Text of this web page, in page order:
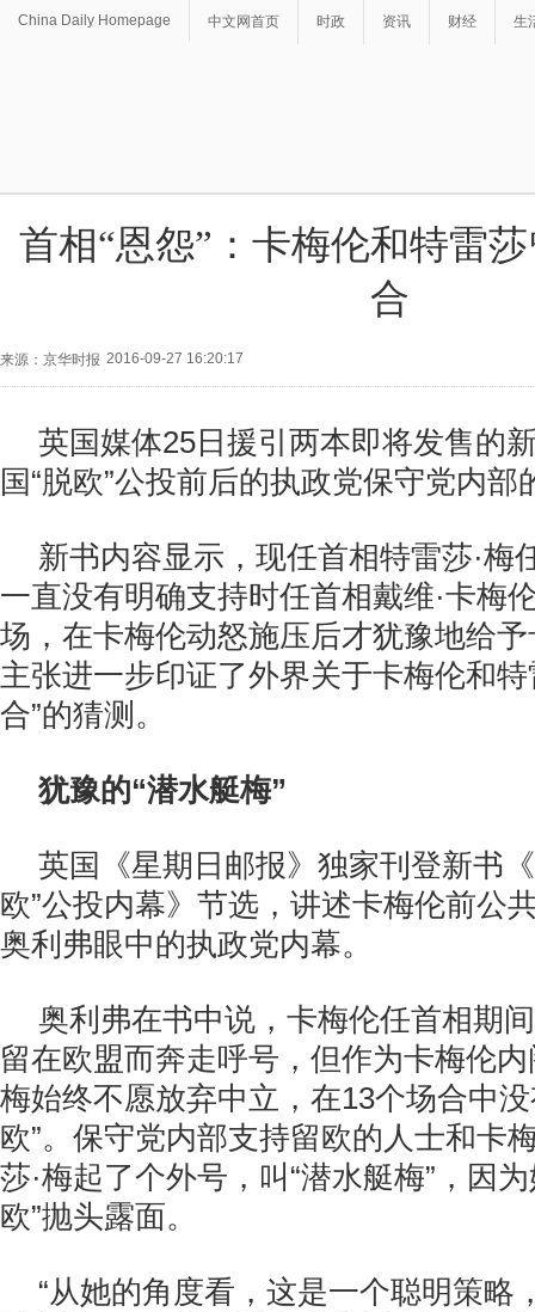
China Daily Homepage 中文网首页 时政 资讯 财经 生
首相“恩怨”：卡梅伦和特雷
合
来源：京华时报 2016-09-27 16:20:17
英国媒体25日援引两本即将发售的
国“脱欧”公投前后的执政党保守党内部
新书内容显示，现任首相特雷莎·梅
一直没有明确支持时任首相戴维·卡梅
场，在卡梅伦动怒施压后才犹豫地给
主张进一步印证了外界关于卡梅伦和特
合”的猜测。
犹豫的“潜水艇梅”
英国《星期日邮报》独家刊登新书
欧”公投内幕》节选，讲述卡梅伦前公
奥利弗眼中的执政党内幕。
奥利弗在书中说，卡梅伦任首相期
留在欧盟而奔走呼号，但作为卡梅伦
梅始终不愿放弃中立，在13个场合中
欧”。保守党内部支持留欧的人士和卡
莎·梅起了个外号，叫“潜水艇梅”，因
欧”抛头露面。
“从她的角度看，这是一个聪明策略